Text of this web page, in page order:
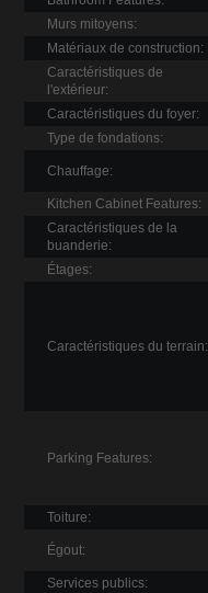
Murs mitoyens:
Matériaux de construction:
Caractéristiques de
l'extérieur:
Caractéristiques du foyer:
Type de fondations:
Chauffage:
Kitchen Cabinet Features:
Caractéristiques de la
buanderie:
Étages:
Caractéristiques du terrain:
Parking Features:
Toiture:
Égout:
Services publics: